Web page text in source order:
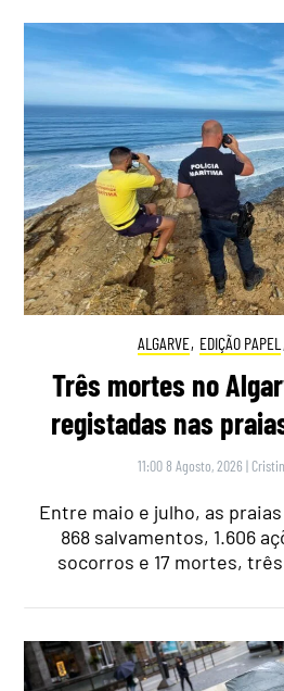
ALGARVE, EDIÇÃO PAPEL
Três mortes no
registadas nas
11:00 8 Agosto, 2026 |
Entre maio e julho, as
868 salvamentos, 1.606
socorros e 17 mortes,